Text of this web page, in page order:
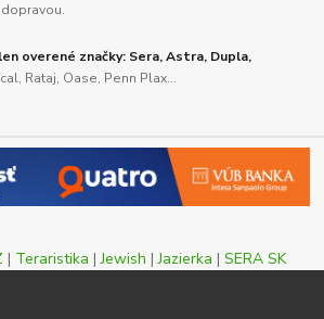
overené značky: Sera, Astra, Dupla,
Rataj, Oase, Penn Plax...
| Teraristika |Jewish |Jazierka | SERA SK